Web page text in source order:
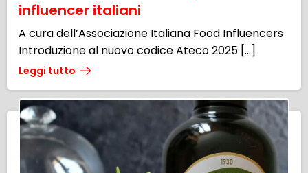
influencer italiani
A cura dell’Associazione Italiana Food Influencers
Introduzione al nuovo codice Ateco 2025 […]
Leggi tutto